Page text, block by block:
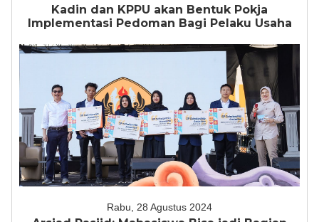
Kadin dan KPPU akan Bentuk Pokja
Implementasi Pedoman Bagi Pelaku Usaha
Rabu, 28 Agustus 2024